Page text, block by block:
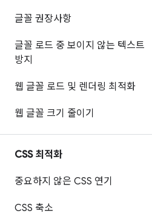
글꼴 권장사항
글꼴 로드 중 보이지 않는 텍스트
방지
웹 글꼴 로드 및 렌더링 최적화
웹 글꼴 크기 줄이기
CSS 최적화
중요하지 않은 CSS 연기
CSS 축소